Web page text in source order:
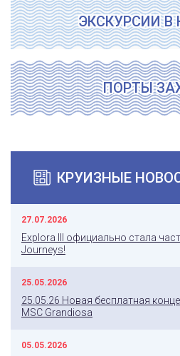
ЭКСКУРСИИ В
ПОРТЫ
КРУИЗНЫЕ
27.07.2026
Explora III официально стала
Journeys!
25.05.2026
25.05.26 Новая бесплатная
MSC Grandiosa
05.05.2026